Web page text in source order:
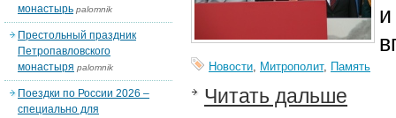
Новости, Митрополит, Память
Читать дальше
монастырь palomnik
Престольный праздник
Петропавловского
монастыря palomnik
Поездки по России 2026 –
специально для